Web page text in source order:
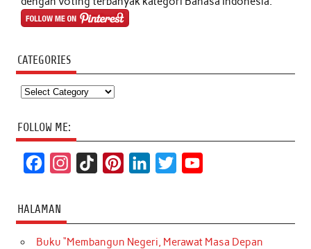
CATEGORIES
Categories
FOLLOW ME:
c
e
b
t
a
T
o
t
e
k
e
t
t
T
u
HALAMAN
Buku “Membangun Negeri, Merawat Masa Depan